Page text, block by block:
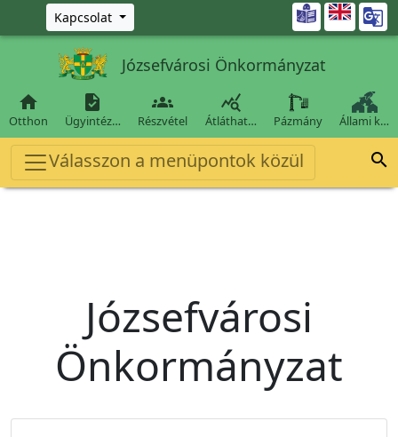
Ugrás a fő tartalomra
Kapcsolat 
Józsefvárosi Önkormányzat

Otthon

Ügyintéz…

Részvétel

Átláthat… Pázmány Állami k…
Válasszon a menüpontok közül 
Józsefvárosi
Önkormányzat